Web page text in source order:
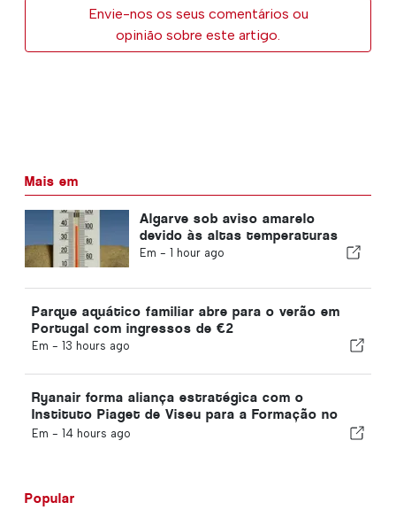
Envie-nos os seus comentários ou
opinião sobre este artigo.
Mais em
Algarve sob aviso amarelo
devido às altas temperaturas
Em - 1 hour ago
Parque aquático familiar abre para o verão em
Portugal com ingressos de €2
Em - 13 hours ago
Ryanair forma aliança estratégica com o
Instituto Piaget de Viseu para a Formação no
Setor da Aviação em Portugal
Em - 14 hours ago
Popular